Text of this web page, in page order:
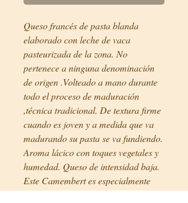
Queso francés de pasta blanda
elaborado con leche de vaca
pasteurizada de la zona. No
pertenece a ninguna denominación
de origen .Volteado a mano durante
todo el proceso de maduración
,técnica tradicional. De textura firme
cuando es joven y a medida que va
madurando su pasta se va fundiendo.
Aroma lácico con toques vegetales y
humedad. Queso de intensidad baja.
Este Camembert es especialmente
indicado para personas que